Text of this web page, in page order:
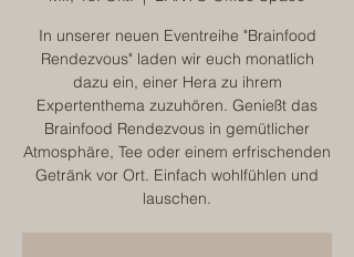
In unserer neuen Eventreihe "Brainfood
Rendezvous" laden wir euch monatlich
dazu ein, einer Hera zu ihrem
Expertenthema zuzuhören. Genießt das
Brainfood Rendezvous in gemütlicher
Atmosphäre, Tee oder einem erfrischenden
Getränk vor Ort. Einfach wohlfühlen und
lauschen.